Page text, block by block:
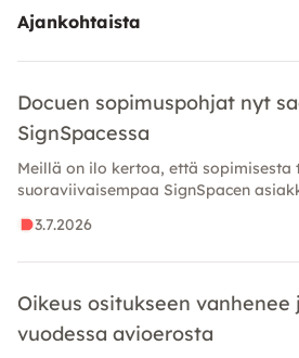
Ajankohtaista
Docuen sopimuspohjat nyt
SignSpacessa
Meillä on ilo kertoa, että sopimisesta
suoraviivaisempaa SignSpacen
3.7.2026
Oikeus ositukseen vanhenee
vuodessa avioerosta